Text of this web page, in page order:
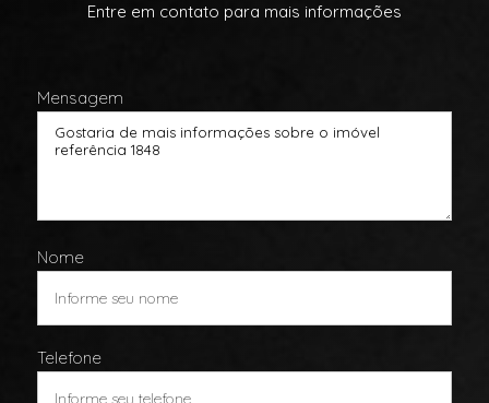
Entre em contato para mais informações
Mensagem
Nome
Telefone